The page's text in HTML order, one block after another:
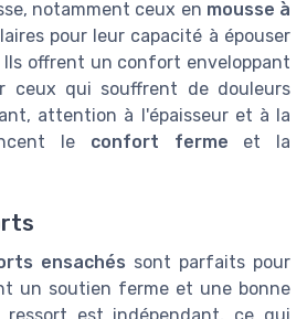
notamment ceux en mousse à
pour leur capacité à épouser
Ils offrent un confort enveloppant
ceux qui souffrent de douleurs
attention à l'épaisseur et à la
le confort ferme et la
ensachés sont parfaits pour
un soutien ferme et une bonne
ressort est indépendant, ce qui